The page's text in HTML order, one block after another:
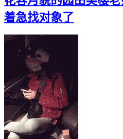
着急找对象了